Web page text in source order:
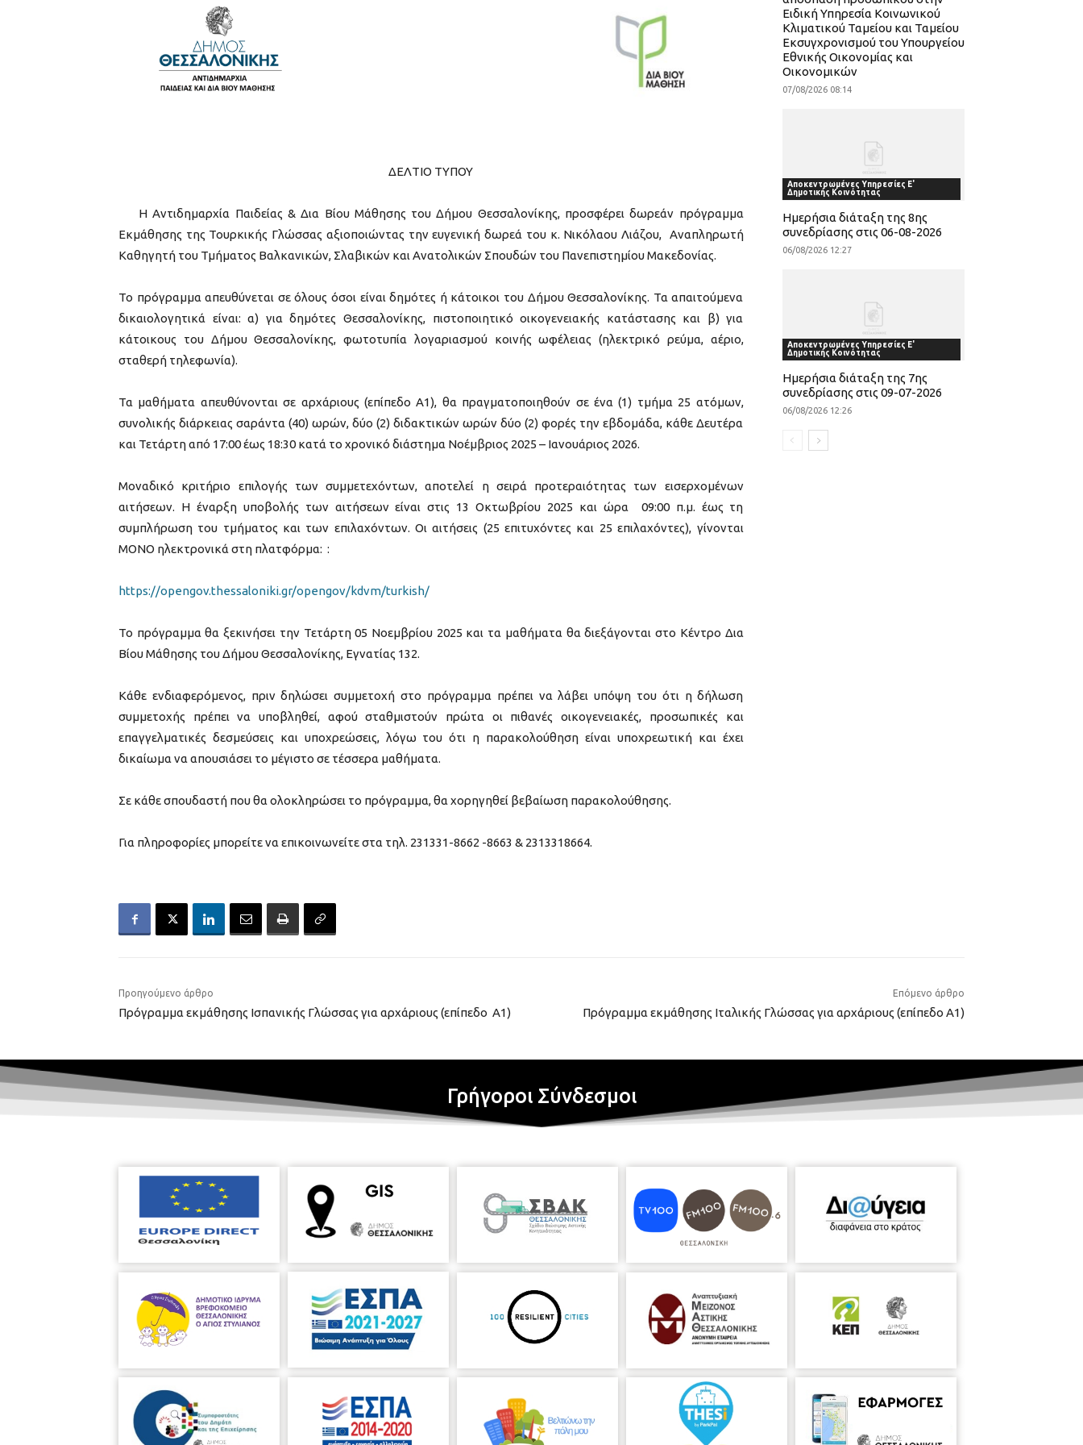
ΔΕΛΤΙΟ ΤΥΠΟΥ
Η Αντιδημαρχία Παιδείας & Δια Βίου Μάθησης του Δήμου Θεσσαλονίκης, προσφέρει δωρεάν πρόγραμμα
Εκμάθησης της Τουρκικής Γλώσσας αξιοποιώντας την ευγενική δωρεά του κ. Νικόλαου Λιάζου, Αναπληρωτή
Καθηγητή του Τμήματος Βαλκανικών, Σλαβικών και Ανατολικών Σπουδών του Πανεπιστημίου Μακεδονίας.
Το πρόγραμμα απευθύνεται σε όλους όσοι είναι δημότες ή κάτοικοι του Δήμου Θεσσαλονίκης. Τα απαιτούμενα
δικαιολογητικά είναι: α) για δημότες Θεσσαλονίκης, πιστοποιητικό οικογενειακής κατάστασης και β) για
κάτοικους του Δήμου Θεσσαλονίκης, φωτοτυπία λογαριασμού κοινής ωφέλειας (ηλεκτρικό ρεύμα, αέριο,
σταθερή τηλεφωνία).
Τα μαθήματα απευθύνονται σε αρχάριους (επίπεδο Α1), θα πραγματοποιηθούν σε ένα (1) τμήμα 25 ατόμων,
συνολικής διάρκειας σαράντα (40) ωρών, δύο (2) διδακτικών ωρών δύο (2) φορές την εβδομάδα, κάθε Δευτέρα
και Τετάρτη από 17:00 έως 18:30 κατά το χρονικό διάστημα Νοέμβριος 2025 – Ιανουάριος 2026.
Μοναδικό κριτήριο επιλογής των συμμετεχόντων, αποτελεί η σειρά προτεραιότητας των εισερχομένων
αιτήσεων. Η έναρξη υποβολής των αιτήσεων είναι στις 13 Οκτωβρίου 2025 και ώρα 09:00 π.μ. έως τη
συμπλήρωση του τμήματος και των επιλαχόντων. Οι αιτήσεις (25 επιτυχόντες και 25 επιλαχόντες), γίνονται
ΜΟΝΟ ηλεκτρονικά στη πλατφόρμα: :
https://opengov.thessaloniki.gr/opengov/kdvm/turkish/
Το πρόγραμμα θα ξεκινήσει την Τετάρτη 05 Νοεμβρίου 2025 και τα μαθήματα θα διεξάγονται στο Κέντρο Δια
Βίου Μάθησης του Δήμου Θεσσαλονίκης, Εγνατίας 132.
Κάθε ενδιαφερόμενος, πριν δηλώσει συμμετοχή στο πρόγραμμα πρέπει να λάβει υπόψη του ότι η δήλωση
συμμετοχής πρέπει να υποβληθεί, αφού σταθμιστούν πρώτα οι πιθανές οικογενειακές, προσωπικές και
επαγγελματικές δεσμεύσεις και υποχρεώσεις, λόγω του ότι η παρακολούθηση είναι υποχρεωτική και έχει
δικαίωμα να απουσιάσει το μέγιστο σε τέσσερα μαθήματα.
Σε κάθε σπουδαστή που θα ολοκληρώσει το πρόγραμμα, θα χορηγηθεί βεβαίωση παρακολούθησης.
Για πληροφορίες μπορείτε να επικοινωνείτε στα τηλ. 231331-8662 -8663 & 2313318664.
Ειδική Υπηρεσία Κοινωνικού
Κλιματικού Ταμείου και Ταμείου
Εκσυγχρονισμού του Υπουργείου
Εθνικής Οικονομίας και
Οικονομικών
07/08/2026 08:14
Αποκεντρωμένες Υπηρεσίες Ε'
Δημοτικής Κοινότητας
Ημερήσια διάταξη της 8ης
συνεδρίασης στις 06-08-2026
06/08/2026 12:27
Αποκεντρωμένες Υπηρεσίες Ε'
Δημοτικής Κοινότητας
Ημερήσια διάταξη της 7ης
συνεδρίασης στις 09-07-2026
06/08/2026 12:26
Προηγούμενο άρθρο
Πρόγραμμα εκμάθησης Ισπανικής Γλώσσας για αρχάριους (επίπεδο Α1)
Επόμενο άρθρο
Πρόγραμμα εκμάθησης Ιταλικής Γλώσσας για αρχάριους (επίπεδο Α1)
Γρήγοροι Σύνδεσμοι